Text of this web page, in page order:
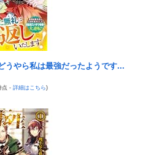
無限に出る能力を得られるけど
エディション Nintendo
できる」わい「ほーん」
うやら私は最強だったようです...
点 - 詳細はこちら)